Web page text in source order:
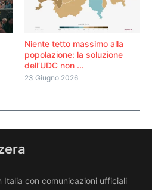
Niente tetto massimo alla
popolazione: la soluzione
dell’UDC non ...
23 Giugno 2026
Italia con comunicazioni ufficiali